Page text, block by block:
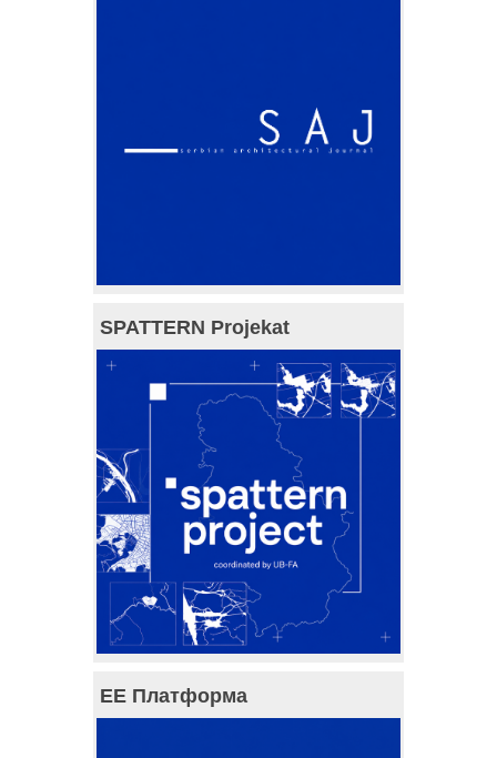
SPATTERN Projekat
ЕЕ Платформа